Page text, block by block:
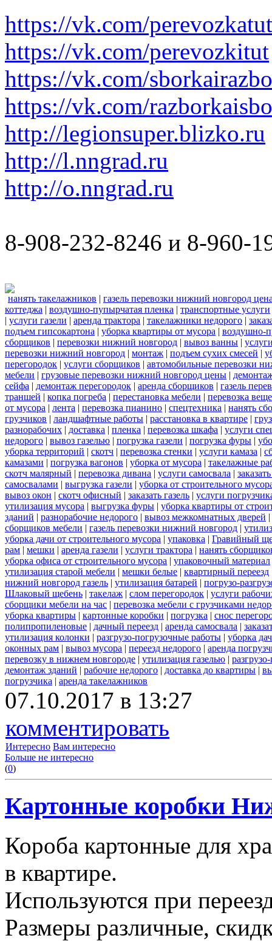
https://vk.com/perevozkatut
https://vk.com/perevozkitut
https://vk.com/
https://vk.com/
http://legionsuper.blizko.ru
http://l.nngrad.ru
http://o.nngrad.ru
8-908-232-8246 и 8-960-
нанять такелажников | газель перевозки нижний новгород
коттеджа | воздушно-пупырчатая пленка | транспортные услуги
| услуги газели | аренда трактора | такелажники недорого |
подъем гипсокартона | уборка квартиры от мусора | воздушно-
сборщиков | перевозки нижний новгород | вывоз ванны |
перевозки нижний новгород | монтаж | подъем сухих смесей |
перегородок | услуги сборщиков | автомобильные перевозки
мебели | грузовые перевозки нижний новгород цены |
сейфа | демонтаж перегородок | аренда сборщиков | газель
траншей | копка погреба | перестановка мебели | перевозка
от мусора | лента | перевозка пианино | спецтехника | нанять
грузчиков | ландшафтные работы | расстановка в квартире |
разнорабочих | доставка | пленка | перевозка шкафа | услуги
недорого | вывоз газелью | погрузка газели | погрузка фуры |
уборка территорий | скотч | перевозка стенки | услуги камаза |
камазами | погрузка вагонов | уборка от мусора | такелажные
скотч малярный | перевозка дивана | услуги самосвала |
самосвалами | выгрузка газели | уборка от строительного
вывоз окон | скотч офисный | заказать газель | услуги
утилизация мусора | выгрузка фуры | уборка квартиры от
зданий | разнорабочие недорого | вывоз межкомнатных дверей |
сборщиков мебели | газель перевозки нижний новгород |
уборка дачи от строительного мусора | упаковка | Гравийный
рам | мешки | аренда газели | услуги трактора | нанять
уборка офиса от строительного мусора | упаковочный материал
утилизация старой мебели | мешки белые | квартирный переезд
нижний новгород газель | утилизация батарей | погрузо-
Шлаковый щебень | такелаж | слом перегородок | услуги
сборщики мебели на час | перевозка мебели с грузчиками
уборка квартиры | картонные коробки | погрузка | снос
полипропиленовые | дачный переезд | аренда самосвала |
утилизация колонки | разгрузо-погрузочные работы | уборка
оконных рам | вывоз мусора | переезд недорого | аренда
перевозку в нижнем новгороде | утилизация газелью |
демонтаж зданий | рабочие недорого | доставка до квартиры |
погрузчика | аренда такелажников
07.10.2017 в 13:27
комментировать
Интересно Вам интересно
Больше не интересно
(0)
Картонные коробки
Короба картонные для
в квартире.
Используются при
Размеры различные,